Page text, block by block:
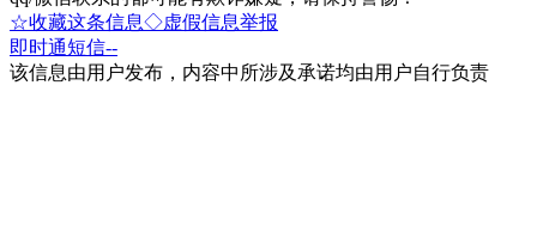
☆收藏这条信息◇虚假信息举报
即时通短信--
该信息由用户发布，内容中所涉及承诺均由用户自行负责